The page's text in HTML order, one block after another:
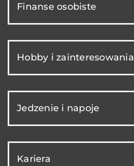
Finanse osobiste
Hobby i zainteresowania
Jedzenie i napoje
Kariera